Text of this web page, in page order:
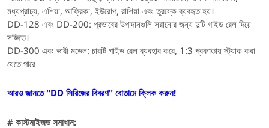
মধ্যপ্রাচ্য, এশিয়া, আফ্রিকা, ইউরোপ, রাশিয়া এবং তুরস্কে ব্যবহৃত হয়।
DD-128 এবং DD-200: প্রভাবের উপাদানগুলি সরানোর জন্য দুটি গাইড রেল দিয়ে
সজ্জিত।
DD-300 এবং ভারী মডেল: চারটি গাইড রেল ব্যবহার করে, 1:3 প্রবণতায় স্ট্যাক করা
যেতে পারে
আরও জানতে "DD সিরিজের বিবরণ" বোতামে ক্লিক করুন!
# কাস্টমাইজড সমাধান: